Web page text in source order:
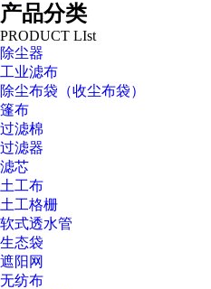
产品分类
PRODUCT LIst
除尘器
工业滤布
除尘布袋（收尘布袋）
篷布
过滤棉
过滤器
滤芯
土工布
土工格栅
软式透水管
生态袋
遮阳网
无纺布